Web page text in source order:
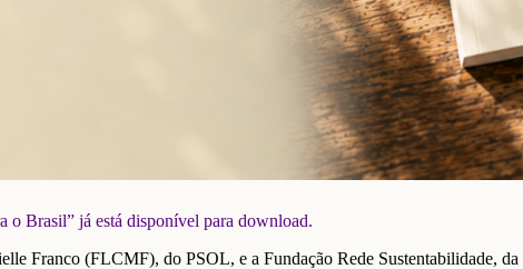
o Brasil” já está disponível para download.
Franco (FLCMF), do PSOL, e a Fundação Rede Sustentabilidade,